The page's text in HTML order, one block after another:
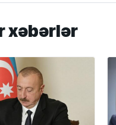
xəbərlər